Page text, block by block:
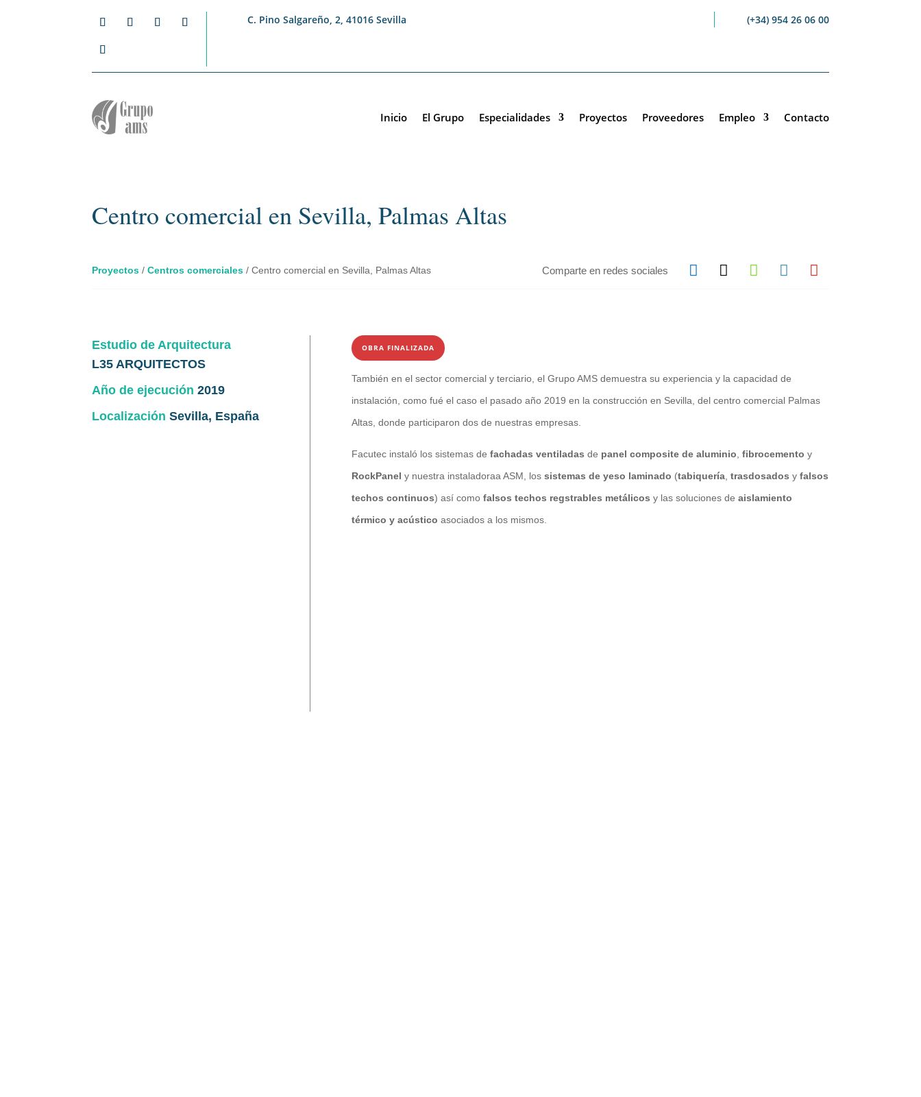
C. Pino Salgareño, 2, 41016 Sevilla (+34) 954 26 06 00
Inicio El Grupo Especialidades Proyectos Proveedores Empleo Contacto
Centro comercial en Sevilla, Palmas Altas
Proyectos /Centros comerciales /Centro comercial en Sevilla, Palmas Altas Comparte en redes sociales     
Estudio de Arquitectura
L35 ARQUITECTOS
Año de ejecución 2019
Localización Sevilla, España
OBRA FINALIZADA
También en el sector comercial y terciario, el Grupo AMS demuestra su experiencia y la capacidad de
instalación, como fué el caso el pasado año 2019 en la construcción en Sevilla, del centro comercial Palmas
Altas, donde participaron dos de nuestras empresas.
Facutec instaló los sistemas de fachadas ventiladas de panel composite de aluminio fibrocemento y
RockPanel y nuestra instaladoraa ASM, los sistemas de yeso laminado (tabiquería, trasdosados y falsos
techos continuos) así como falsos techos regstrables metálicos y las soluciones de aislamiento
térmico y acústico asociados a los mismos.